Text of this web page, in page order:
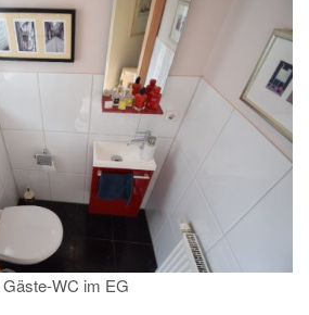
Gäste-WC im EG